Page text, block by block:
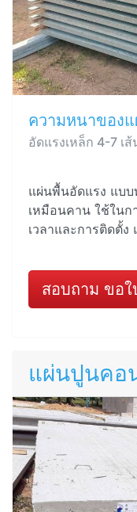
ความหนาของ
อัดแรงเหล็ก 4-7 เ
แผ่นพื้นอัดแรง แบ
เหมือนคาน ใช้ในก
เวลาและการติดตั้
สอบถาม ขอใ
แผ่นปูนคอ